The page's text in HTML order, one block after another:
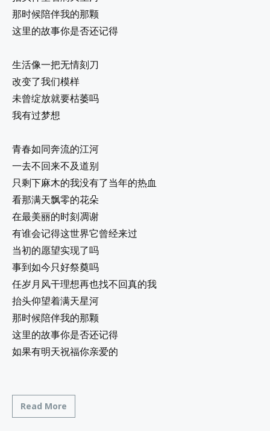
那时候陪伴我的那颗
这里的故事你是否还记得
生活像一把无情刻刀
改变了我们模样
未曾绽放就要枯萎吗
我有过梦想
青春如同奔流的江河
一去不回来不及道别
只剩下麻木的我没有了当年的热血
看那满天飘零的花朵
在最美丽的时刻凋谢
有谁会记得这世界它曾经来过
当初的愿望实现了吗
事到如今只好祭奠吗
任岁月风干理想再也找不回真的我
抬头仰望着满天星河
那时候陪伴我的那颗
这里的故事你是否还记得
如果有明天祝福你亲爱的
Read More